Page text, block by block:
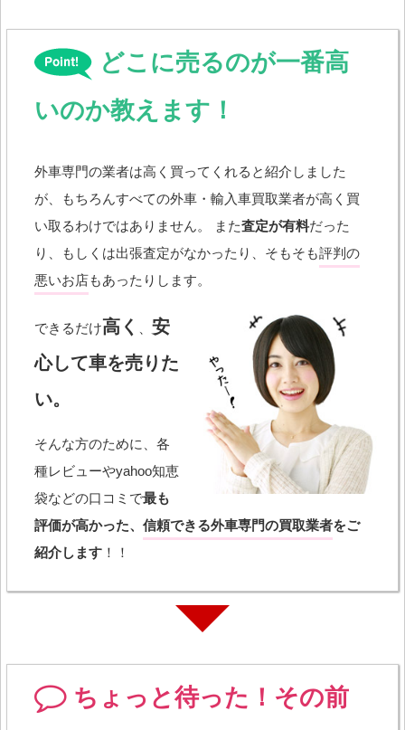
どこに売るのが一番高
いのか教えます！
外車専門の業者は高く買ってくれると紹介しました
が、もちろんすべての外車・輸入車買取業者が高く買
い取るわけではありません。 また査定が有料だった
り、もしくは出張査定がなかったり、そもそも評判の
悪いお店もあったりします。
できるだけ高く
安
心して車を売りた
い。
そんな方のために、各
種レビューやyahoo知恵
袋などの口コミで最も
評価が高かった、 信頼できる外車専門の買取業者をご
紹介します ！！
ちょっと待った！その前